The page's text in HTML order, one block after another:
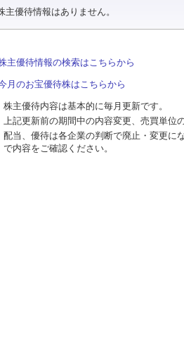
主優待情報はありません。
主優待情報の検索はこちらから
月のお宝優待株はこちらから
株主優待内容は基本的に毎月更新です。
上記更新前の期間中の内容変更、売買単位
配当、優待は各企業の判断で廃止・変更に
で内容をご確認ください。